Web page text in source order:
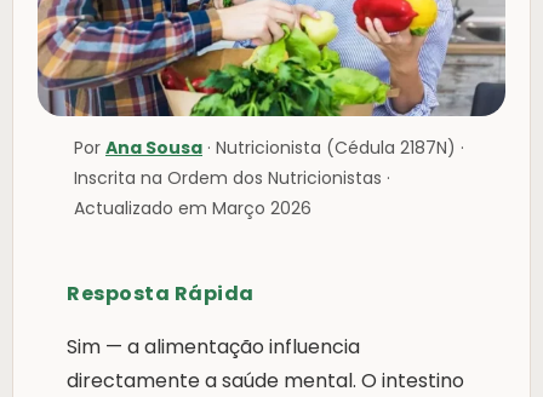
Por Ana Sousa · Nutricionista (Cédula 2187N) ·
Inscrita na Ordem dos Nutricionistas ·
Actualizado em Março 2026
Resposta Rápida
Sim — a alimentação influencia
directamente a saúde mental. O intestino